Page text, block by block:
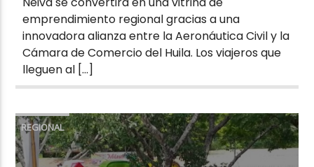
emprendimiento regional gracias a una
innovadora alianza entre la Aeronáutica Civil y la
Cámara de Comercio del Huila. Los viajeros que
lleguen al […]
REGIONAL